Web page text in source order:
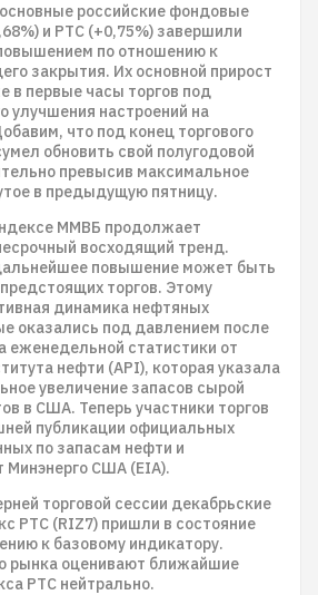
российские фондовые
и РТС (+0,75%) завершили
по отношению к
закрытия. Их основной прирост
в первые часы торгов под
улучшения настроений на
что под конец торгового
обновить свой полугодовой
превысив максимальное
в предыдущую пятницу.
ММВБ продолжает
восходящий тренд.
повышение может быть
торгов. Этому
динамика нефтяных
оказались под давлением после
еженедельной статистики от
нефти (API), которая указала
увеличение запасов сырой
в США. Теперь участники торгов
публикации официальных
по запасам нефти и
Минэнерго США (EIA).
торговой сессии декабрьские
РТС (RIZ7) пришли в состояние
к базовому индикатору.
рынка оценивают ближайшие
РТС нейтрально.